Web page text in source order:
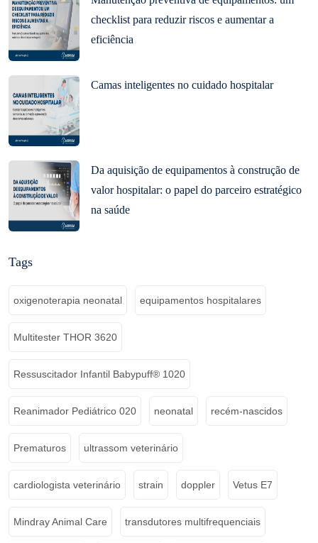
checklist para reduzir riscos e aumentar a
eficiência
Camas inteligentes no cuidado hospitalar
Da aquisição de equipamentos à construção de
valor hospitalar: o papel do parceiro estratégico
na saúde
Tags
oxigenoterapia neonatal equipamentos hospitalares
Multitester THOR 3620
Ressuscitador Infantil Babypuff® 1020
Reanimador Pediátrico 020 neonatal recém-nascidos
Prematuros ultrassom veterinário
cardiologista veterinário strain doppler Vetus E7
Mindray Animal Care transdutores multifrequenciais